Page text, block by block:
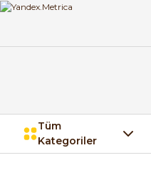
Tüm
Kategoriler